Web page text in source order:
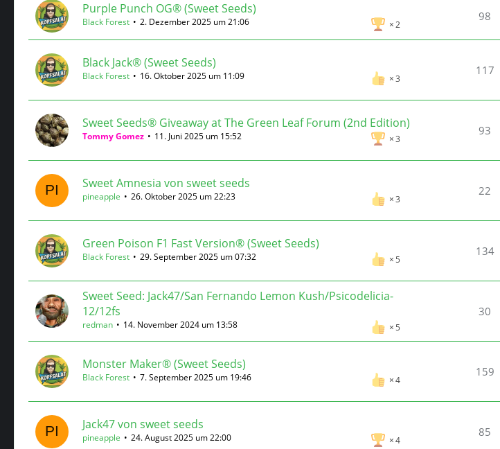
Purple Punch OG® (Sweet Seeds)
2
Black Forest 2. Dezember 2025 um 21:06 98
Black Jack® (Sweet Seeds)
3
Black Forest 16. Oktober 2025 um 11:09 117
Sweet Seeds® Giveaway at The Green Leaf Forum (2nd Edition)
3
Tommy Gomez 11. Juni 2025 um 15:52 93
Sweet Amnesia von sweet seeds
3
pineapple 26. Oktober 2025 um 22:23 22
Green Poison F1 Fast Version® (Sweet Seeds)
5
Black Forest 29. September 2025 um 07:32 134
Sweet Seed: Jack47/San Fernando Lemon Kush/Psicodelicia-
12/12fs
5
redman 14. November 2024 um 13:58
30
Monster Maker® (Sweet Seeds)
4
Black Forest 7. September 2025 um 19:46 159
Jack47 von sweet seeds
4
pineapple 24. August 2025 um 22:00 85